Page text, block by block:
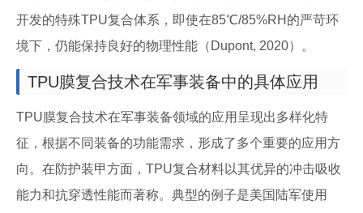
开发的特殊TPU复合体系，即使在85℃/85%RH的严苛环
境下，仍能保持良好的物理性能（Dupont, 2020）。
TPU膜复合技术在军事装备中的具体应用
TPU膜复合技术在军事装备领域的应用呈现出多样化特
征，根据不同装备的功能需求，形成了多个重要的应用方
向。在防护装甲方面，TPU复合材料以其优异的冲击吸收
能力和抗穿透性能而著称。典型的例子是美国陆军使用